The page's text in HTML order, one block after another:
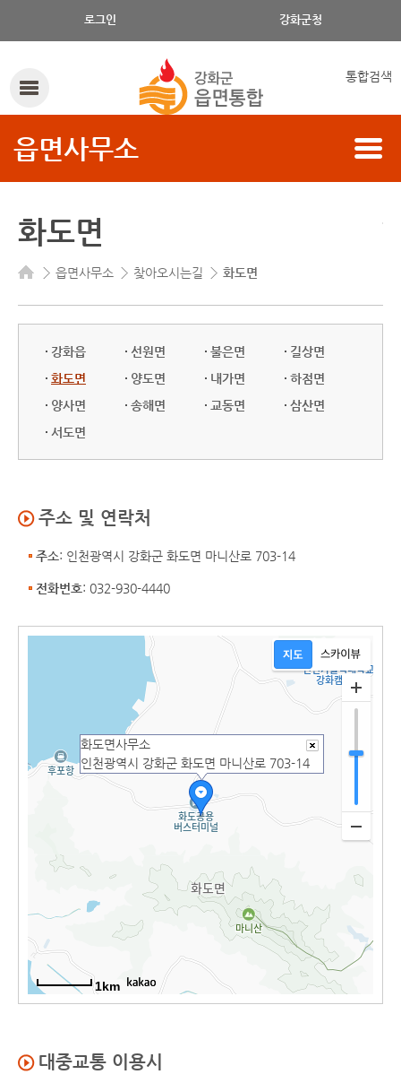
로그인 강화군청
통합검색
읍면사무소
화도면
읍면사무소 찾아오시는길 화도면
강화읍 선원면 불은면
길상면
화도면
양도면 내가면
하점면
양사면
송해면 교동면
삼산면
서도면
주소 및 연락처
주소: 인천광역시 강화군 화도면 마니산로 703-14
전화번호: 032-930-4440
화도면사무소
인천광역시 강화군 화도면 마니산로 703-14
1km
대중교통 이용시